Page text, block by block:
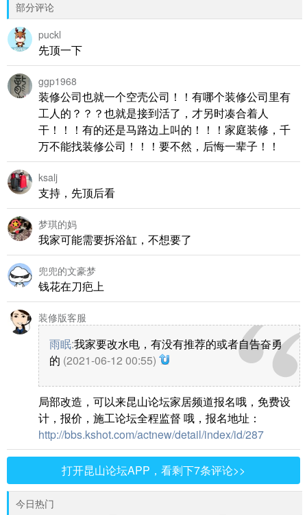
部分评论
puckl
先顶一下
ggp1968
装修公司也就一个空壳公司！！有哪个装修公司里有
工人的？？？也就是接到活了，才另时凑合着人
干！！！有的还是马路边上叫的！！！家庭装修，千
万不能找装修公司！！！要不然，后悔一辈子！！
ksalj
支持，先顶后看
梦琪的妈
我家可能需要拆浴缸，不想要了
兜兜的文豪梦
钱花在刀疤上
装修版客服
雨眠:我家要改水电，有没有推荐的或者自告奋勇
的 (2021-06-12 00:55)
局部改造，可以来昆山论坛家居频道报名哦，免费设
计，报价，施工论坛全程监督 哦，报名地址：
http://bbs.kshot.com/actnew/detail/index/id/287
打开昆山论坛APP，看剩下7条评论>>
今日热门